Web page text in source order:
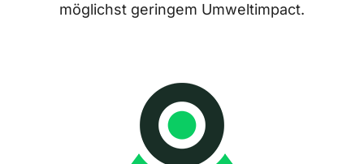
möglichst geringem Umweltimpact.